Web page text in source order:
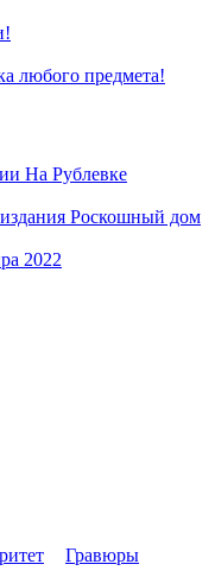
любого предмета!
На Рублевке
Роскошный дом
2022
Гравюры